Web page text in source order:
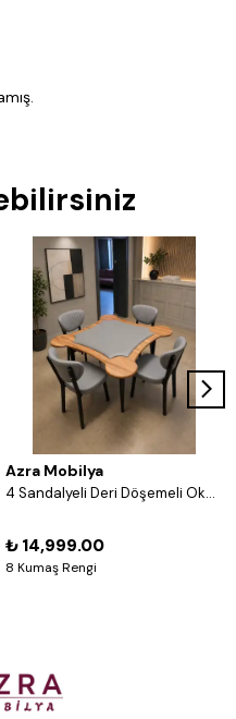
Azra Mobilya
4 Sandalyeli Deri Döşemeli Okey Masası Takımı – 8 Renk Seçenekli Ahşap Masa ve Sandalye Seti - Gri
₺ 14,999.00
8 Kumaş Rengi